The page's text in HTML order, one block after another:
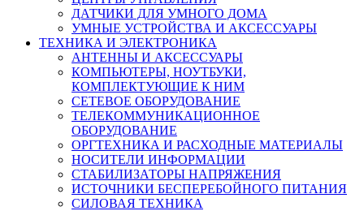
ДАТЧИКИ ДЛЯ УМНОГО ДОМА
УМНЫЕ УСТРОЙСТВА И АКСЕССУАРЫ
ТЕХНИКА И ЭЛЕКТРОНИКА
АНТЕННЫ И АКСЕССУАРЫ
КОМПЬЮТЕРЫ, НОУТБУКИ,
КОМПЛЕКТУЮЩИЕ К НИМ
СЕТЕВОЕ ОБОРУДОВАНИЕ
ТЕЛЕКОММУНИКАЦИОННОЕ
ОБОРУДОВАНИЕ
ОРГТЕХНИКА И РАСХОДНЫЕ МАТЕРИАЛЫ
НОСИТЕЛИ ИНФОРМАЦИИ
СТАБИЛИЗАТОРЫ НАПРЯЖЕНИЯ
ИСТОЧНИКИ БЕСПЕРЕБОЙНОГО ПИТАНИЯ
СИЛОВАЯ ТЕХНИКА